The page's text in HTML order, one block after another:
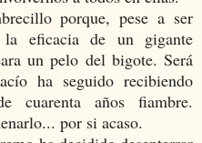
porque, pese a ser
la eficacia de un gigante
un pelo del bigote. Será
ha seguido recibiendo
cuarenta años fiambre.
por si acaso.